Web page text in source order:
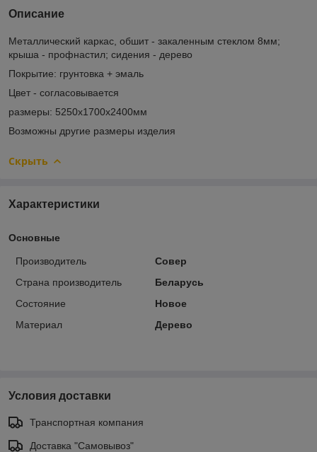
Описание
Металлический каркас, обшит - закаленным стеклом 8мм;
крыша - профнастил; сидения - дерево
Покрытие: грунтовка + эмаль
Цвет - согласовывается
размеры: 5250х1700х2400мм
Возможны другие размеры изделия
Скрыть
Характеристики
Основные
Производитель
Совер
Страна производитель
Беларусь
Состояние
Новое
Материал
Дерево
Условия доставки
Транспортная компания
Доставка "Самовывоз"